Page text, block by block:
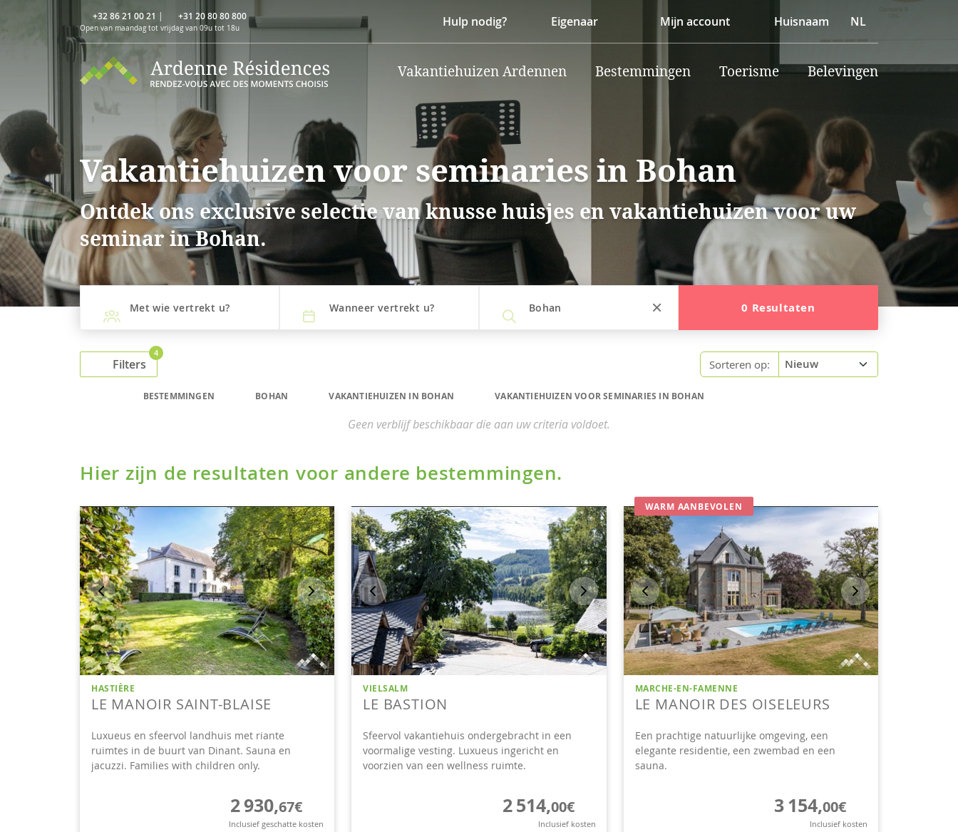
+32 86 21 00 21 | +31 20 80 80 800
Open van maandag tot vrijdag van 09u tot 18u Hulp nodig? Eigenaar Mijn account Huisnaam NL
Vakantiehuizen Ardennen Bestemmingen Toerisme Belevingen
Vakantiehuizen voor seminaries in Bohan
Ontdek ons exclusive selectie van knusse huisjes en vakantiehuizen voor uw
seminar in Bohan.
Met wie vertrekt u? Wanneer vertrekt u? Bohan 0 Resultaten
Filters
4
Sorteren op:
BESTEMMINGEN BOHAN VAKANTIEHUIZEN IN BOHAN VAKANTIEHUIZEN VOOR SEMINARIES IN BOHAN
Geen verblijf beschikbaar die aan uw criteria voldoet.
Hier zijn de resultaten voor andere bestemmingen.